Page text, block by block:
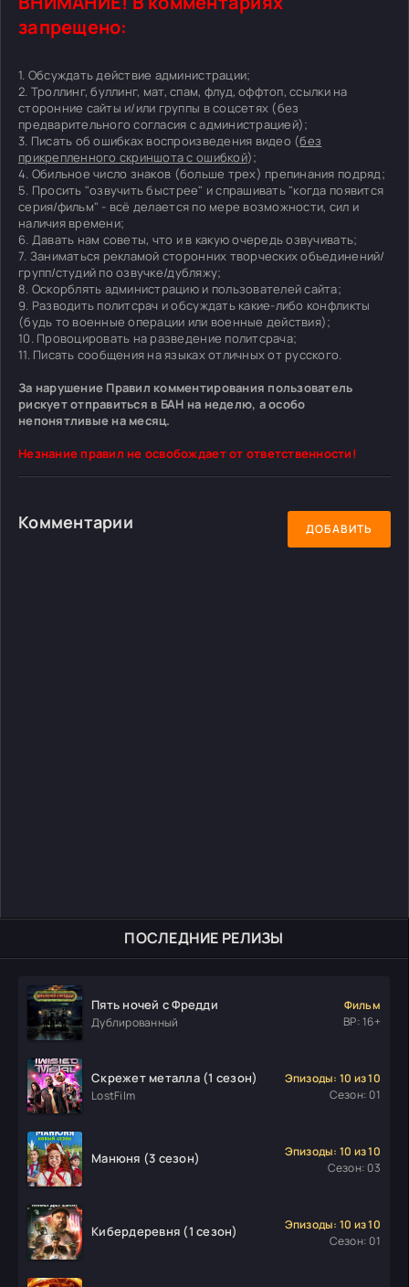
ПОСЛЕДНИЕ РЕЛИЗЫ
Пять ночей с Фредди
Дублированный
Фильм
ВР: 16+
Скрежет металла (1 сезон)
LostFilm
Эпизоды: 10 из 10
Сезон: 01
Манюня (3 сезон)
Эпизоды: 10 из 10
Сезон: 03
Кибердеревня (1 сезон)
Эпизоды: 10 из 10
Сезон: 01
запрещено:
1. Обсуждать действие администрации;
2. Троллинг, буллинг, мат, спам, флуд, оффтоп, ссылки на
сторонние сайты и/или группы в соцсетях (без
предварительного согласия с администрацией);
3. Писать об ошибках воспроизведения видео (без
прикрепленного скриншота с ошибкой);
4. Обильное число знаков (больше трех) препинания подряд;
5. Просить "озвучить быстрее" и спрашивать "когда появится
серия/фильм" - всё делается по мере возможности, сил и
наличия времени;
6. Давать нам советы, что и в какую очередь озвучивать;
7. Заниматься рекламой сторонних творческих объединений/
групп/студий по озвучке/дубляжу;
8. Оскорблять администрацию и пользователей сайта;
9. Разводить политсрач и обсуждать какие-либо конфликты
(будь то военные операции или военные действия);
10. Провоцировать на разведение политсрача;
11. Писать сообщения на языках отличных от русского.
За нарушение Правил комментирования пользователь
рискует отправиться в БАН на неделю, а особо
непонятливые на месяц.
Незнание правил не освобождает от ответственности!
Комментарии ДОБАВИТЬ